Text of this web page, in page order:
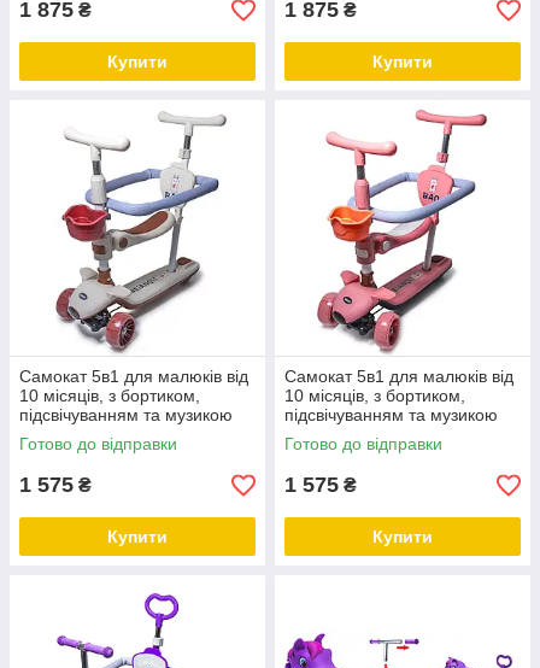
1 875 ₴
Купити
1 875 ₴
Купити
Самокат 5в1 для малюків від
10 місяців, з бортиком,
підсвічуванням та музикою
BAQ. Білий колір
Готово до відправки
1 575 ₴
Купити
Самокат 5в1 для малюків від
10 місяців, з бортиком,
підсвічуванням та музикою
BAQ. Рожевий колір
Готово до відправки
1 575 ₴
Купити